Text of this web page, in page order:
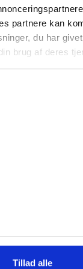
partnere kan
du har
brug af deres
Tillad alle